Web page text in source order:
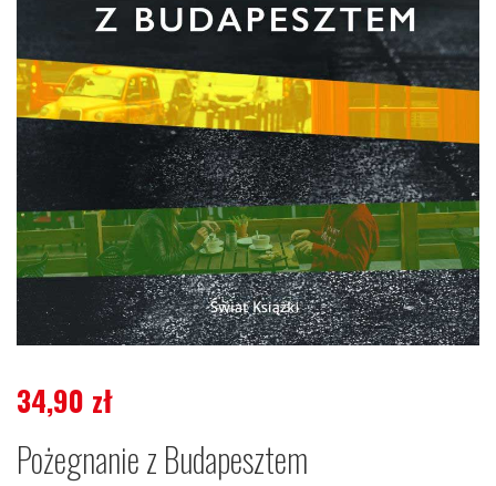
34,90 zł
Pożegnanie z Budapesztem